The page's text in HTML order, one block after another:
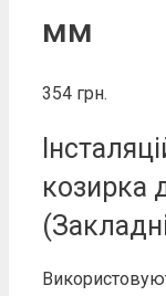
мм
354 грн.
козирка